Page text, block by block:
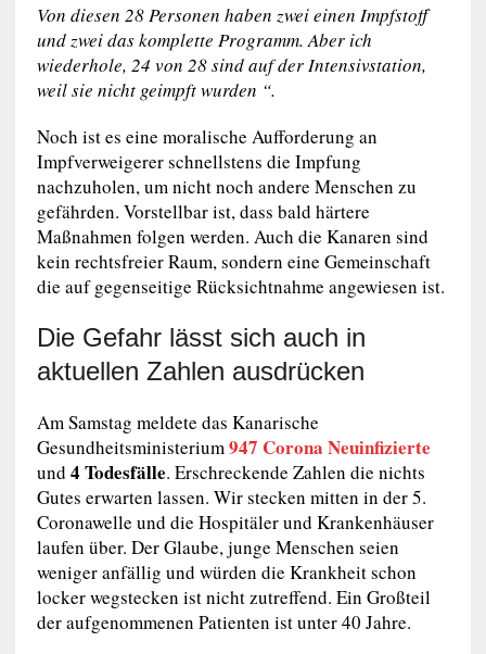
Von diesen 28 Personen haben zwei einen Impfstoff
und zwei das komplette Programm. Aber ich
wiederhole, 24 von 28 sind auf der Intensivstation,
weil sie nicht geimpft wurden “.
Noch ist es eine moralische Aufforderung an
Impfverweigerer schnellstens die Impfung
nachzuholen, um nicht noch andere Menschen zu
gefährden. Vorstellbar ist, dass bald härtere
Maßnahmen folgen werden. Auch die Kanaren sind
kein rechtsfreier Raum, sondern eine Gemeinschaft
die auf gegenseitige Rücksichtnahme angewiesen ist.
Die Gefahr lässt sich auch in
aktuellen Zahlen ausdrücken
Am Samstag meldete das Kanarische
Gesundheitsministerium947 Corona Neuinfizierte
und 4 Todesfälle. Erschreckende Zahlen die nichts
Gutes erwarten lassen. Wir stecken mitten in der 5.
Coronawelle und die Hospitäler und Krankenhäuser
laufen über. Der Glaube, junge Menschen seien
weniger anfällig und würden die Krankheit schon
locker wegstecken ist nicht zutreffend. Ein Großteil
der aufgenommenen Patienten ist unter 40 Jahre.